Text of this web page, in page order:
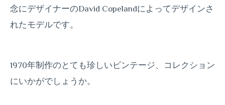
念にデザイナーのDavid Copelandによってデザインさ
れたモデルです。
1970年制作のとても珍しいビンテージ、コレクション
にいかがでしょうか。